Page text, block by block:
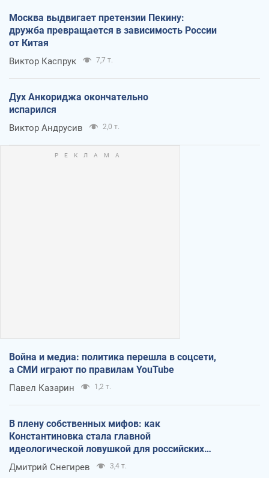
Москва выдвигает претензии Пекину:
дружба превращается в зависимость России
от Китая
Виктор Каспрук 7,7 т.
Дух Анкориджа окончательно
испарился
Виктор Андрусив 2,0 т.
Война и медиа: политика перешла в соцсети,
а СМИ играют по правилам YouTube
Павел Казарин 1,2 т.
В плену собственных мифов: как
Константиновка стала главной
идеологической ловушкой для российских
оккупантов
Дмитрий Снегирев 3,4 т.